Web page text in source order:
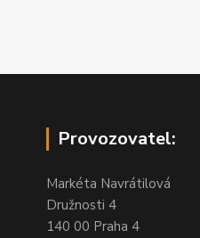
Provozovatel:
Markéta Navrátilová
Družnosti 4
140 00 Praha 4